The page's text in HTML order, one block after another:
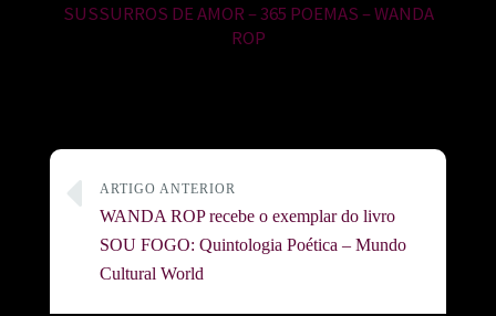
SUSSURROS DE AMOR – 365 POEMAS – WANDA
ROP
ARTIGO ANTERIOR
WANDA ROP recebe o exemplar do livro
SOU FOGO: Quintologia Poética – Mundo
Cultural World